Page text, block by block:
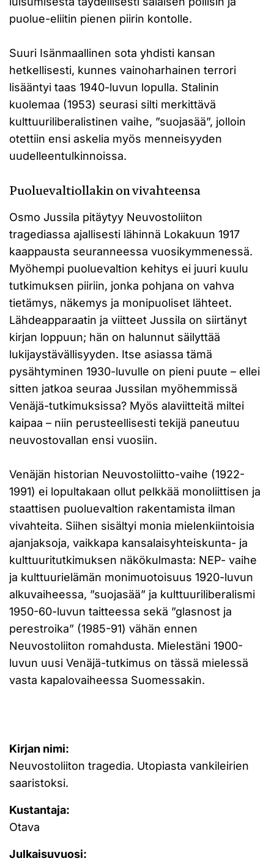
puolue-eliitin pienen piirin kontolle.
Suuri Isänmaallinen sota yhdisti kansan
hetkellisesti, kunnes vainoharhainen terrori
lisääntyi taas 1940-luvun lopulla. Stalinin
kuolemaa (1953) seurasi silti merkittävä
kulttuuriliberalistinen vaihe, ”suojasää”, jolloin
otettiin ensi askelia myös menneisyyden
uudelleentulkinnoissa.
Puoluevaltiollakin on vivahteensa
Osmo Jussila pitäytyy Neuvostoliiton
tragediassa ajallisesti lähinnä Lokakuun 1917
kaappausta seuranneessa vuosikymmenessä.
Myöhempi puoluevaltion kehitys ei juuri kuulu
tutkimuksen piiriin, jonka pohjana on vahva
tietämys, näkemys ja monipuoliset lähteet.
Lähdeapparaatin ja viitteet Jussila on siirtänyt
kirjan loppuun; hän on halunnut säilyttää
lukijaystävällisyyden. Itse asiassa tämä
pysähtyminen 1930-luvulle on pieni puute – ellei
sitten jatkoa seuraa Jussilan myöhemmissä
Venäjä-tutkimuksissa? Myös alaviitteitä miltei
kaipaa – niin perusteellisesti tekijä paneutuu
neuvostovallan ensi vuosiin.
Venäjän historian Neuvostoliitto-vaihe (1922-
1991) ei lopultakaan ollut pelkkää monoliittisen ja
staattisen puoluevaltion rakentamista ilman
vivahteita. Siihen sisältyi monia mielenkiintoisia
ajanjaksoja, vaikkapa kansalaisyhteiskunta- ja
kulttuuritutkimuksen näkökulmasta: NEP- vaihe
ja kulttuurielämän monimuotoisuus 1920-luvun
alkuvaiheessa, ”suojasää” ja kulttuuriliberalismi
1950-60-luvun taitteessa sekä ”glasnost ja
perestroika” (1985-91) vähän ennen
Neuvostoliiton romahdusta. Mielestäni 1900-
luvun uusi Venäjä-tutkimus on tässä mielessä
vasta kapalovaiheessa Suomessakin.
Kirjan nimi:
Neuvostoliiton tragedia. Utopiasta vankileirien
saaristoksi.
Kustantaja:
Otava
Julkaisuvuosi: